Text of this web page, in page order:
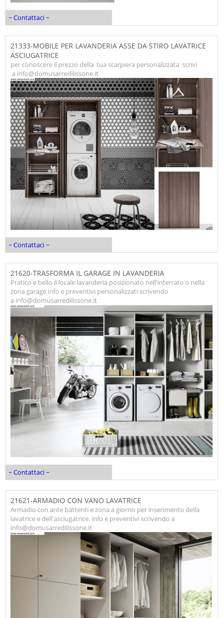
~ Contattaci ~
21333-MOBILE PER LAVANDERIA ASSE DA STIRO LAVATRICE
ASCIUGATRICE
per conoscere il prezzo della tua scarpiera personalizzata scrivi
a info@domusarredilissone.it
~ Contattaci ~
21620-TRASFORMA IL GARAGE IN LAVANDERIA
Pratico e bello il locale lavanderia posizionato nell'interrato o nella
zona garage info e preventivi personalizzati scrivendo
a info@domusarredilissone.it
~ Contattaci ~
21621-ARMADIO CON VANO LAVATRICE
Armadio con ante battenti e zona a giorno per inserimento della
lavatrice e dell'asciugatrice. info e preventivi scrivendo a
info@domusarredilissone.it